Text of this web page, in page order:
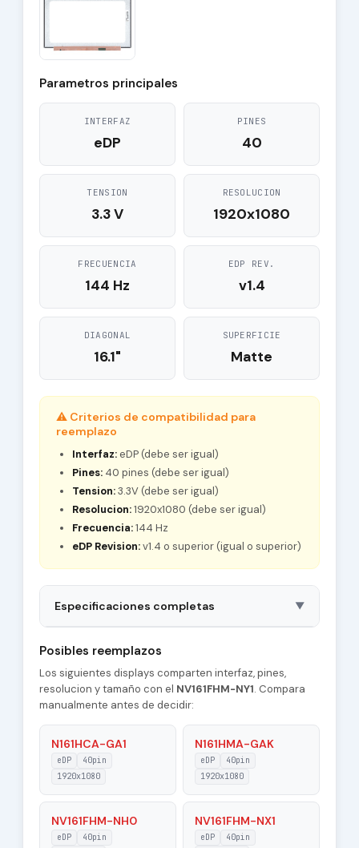
Parametros principales
INTERFAZ
eDP
PINES
40
TENSION
3.3 V
RESOLUCION
1920x1080
FRECUENCIA
144 Hz
EDP REV.
v1.4
DIAGONAL
16.1"
SUPERFICIE
Matte
⚠ Criterios de compatibilidad para
reemplazo
Interfaz:eDP (debe ser igual)
Pines:40 pines (debe ser igual)
Tension:3.3V (debe ser igual)
Resolucion:1920x1080 (debe ser igual)
Frecuencia:144 Hz
eDP Revision:v1.4 o superior (igual o superior)
Especificaciones completas ▼
Luminance 300 cd/m² (Typ.)
Model P/N NV161FHM-NY1
Treatment
Antiglare, Hard coating
Slim (PCBA Flat, T≤3.2mm)
Frame Rate 144Hz
Posibles reemplazos
Los siguientes displays comparten interfaz, pines,
resolucion y tamaño con el NV161FHM-NY1. Compara
manualmente antes de decidir:
N161HCA-GA1
eDP
40pin
1920x1080
N161HMA-GAK
eDP
40pin
1920x1080
NV161FHM-NH0
eDP
40pin
NV161FHM-NX1
eDP
40pin